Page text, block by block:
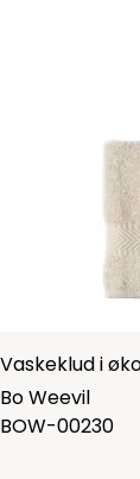
Vaskeklud i
Bo Weevil
BOW-00230